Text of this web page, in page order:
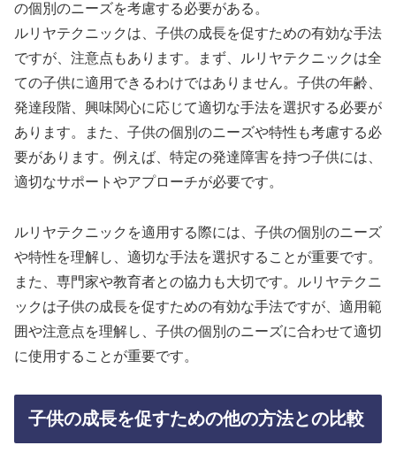
の個別のニーズを考慮する必要がある。
ルリヤテクニックは、子供の成長を促すための有効な手法
ですが、注意点もあります。まず、ルリヤテクニックは全
ての子供に適用できるわけではありません。子供の年齢、
発達段階、興味関心に応じて適切な手法を選択する必要が
あります。また、子供の個別のニーズや特性も考慮する必
要があります。例えば、特定の発達障害を持つ子供には、
適切なサポートやアプローチが必要です。
ルリヤテクニックを適用する際には、子供の個別のニーズ
や特性を理解し、適切な手法を選択することが重要です。
また、専門家や教育者との協力も大切です。ルリヤテクニ
ックは子供の成長を促すための有効な手法ですが、適用範
囲や注意点を理解し、子供の個別のニーズに合わせて適切
に使用することが重要です。
子供の成長を促すための他の方法との比較